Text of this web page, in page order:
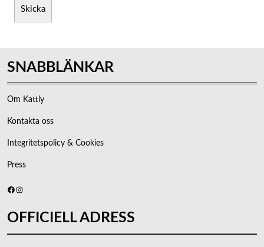
Skicka
SNABBLÄNKAR
Om Kattly
Kontakta oss
Integritetspolicy & Cookies
Press
Facebook
Instagram
OFFICIELL ADRESS